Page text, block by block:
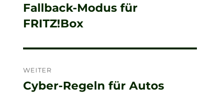
Vorheriger
Beitrag:
Fallback-Modus für
FRITZ!Box
WEITER
Nächster
Cyber-Regeln für Autos